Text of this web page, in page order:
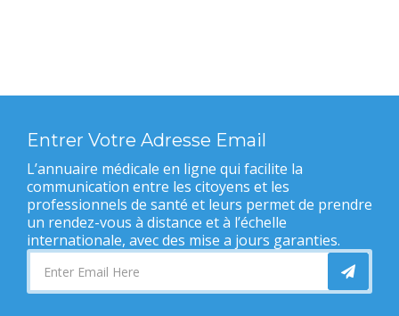
Entrer Votre Adresse Email
L’annuaire médicale en ligne qui facilite la
communication entre les citoyens et les
professionnels de santé et leurs permet de prendre
un rendez-vous à distance et à l’échelle
internationale, avec des mise a jours garanties.